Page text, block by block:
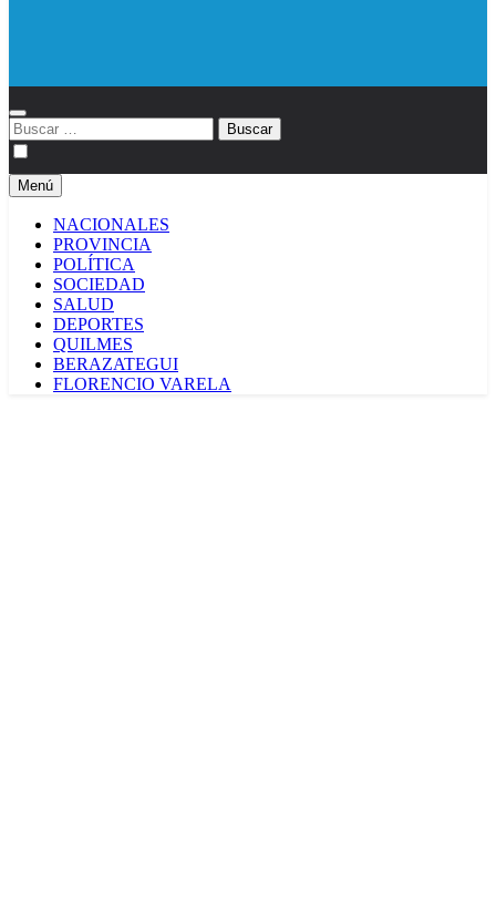
Buscar:
Menú
NACIONALES
PROVINCIA
POLÍTICA
SOCIEDAD
SALUD
DEPORTES
QUILMES
BERAZATEGUI
FLORENCIO VARELA